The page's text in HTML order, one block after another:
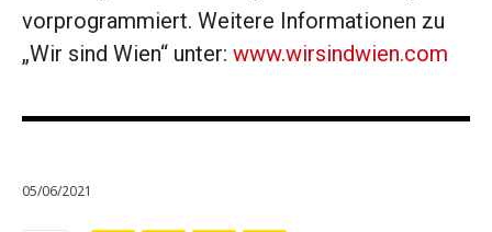
vorprogrammiert. Weitere Informationen zu
„Wir sind Wien“ unter: www.wirsindwien.com
05/06/2021